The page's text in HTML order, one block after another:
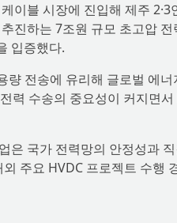
이블 시장에 진입해 제주
진하는 7조원 규모 초고압
입증했다.
량 전송에 유리해 글로벌 에
력 수송의 중요성이 커지면
은 국가 전력망의 안정성과
주요 HVDC 프로젝트 수행